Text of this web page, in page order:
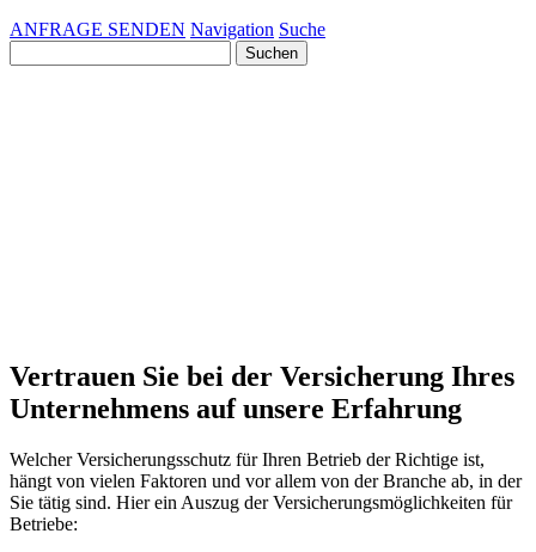
ANFRAGE SENDEN Navigation Suche
nach:
Vertrauen Sie bei der Versicherung Ihres
Unternehmens auf unsere Erfahrung
Welcher Versicherungsschutz für Ihren Betrieb der Richtige ist,
hängt von vielen Faktoren und vor allem von der Branche ab, in der
Sie tätig sind. Hier ein Auszug der Versicherungsmöglichkeiten für
Betriebe: